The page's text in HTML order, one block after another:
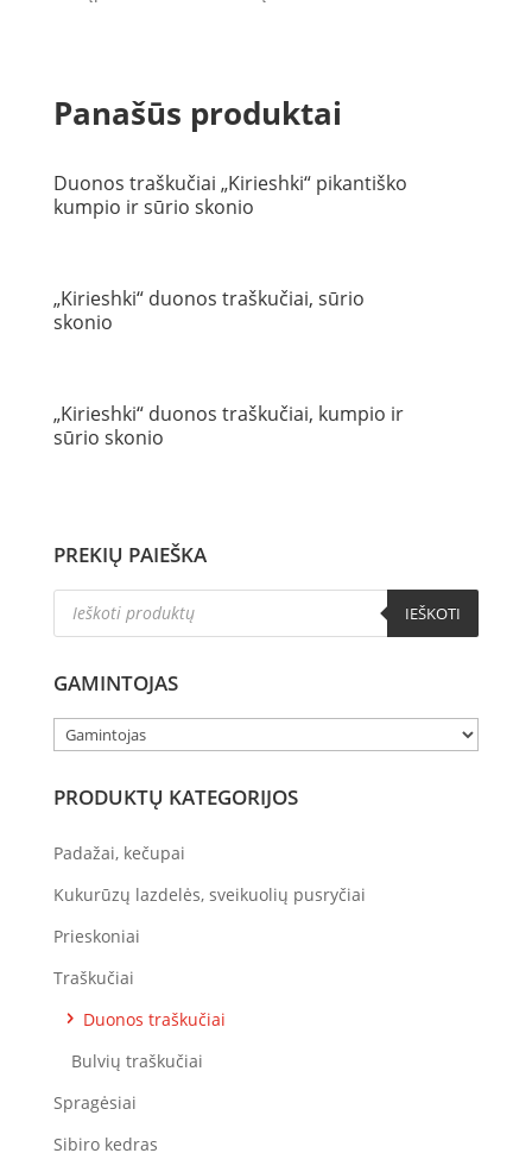
Panašūs produktai
Duonos traškučiai „Kirieshki“ pikantiško
kumpio ir sūrio skonio
„Kirieshki“ duonos traškučiai, sūrio
skonio
„Kirieshki“ duonos traškučiai, kumpio ir
sūrio skonio
PREKIŲ PAIEŠKA
Products
IEŠKOTI
GAMINTOJAS
PRODUKTŲ KATEGORIJOS
Padažai, kečupai
Kukurūzų lazdelės, sveikuolių pusryčiai
Prieskoniai
Traškučiai
Duonos traškučiai
Bulvių traškučiai
Spragėsiai
Sibiro kedras